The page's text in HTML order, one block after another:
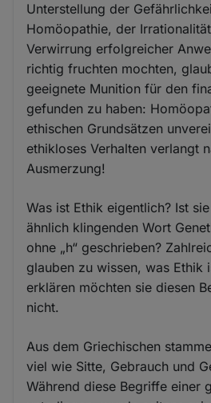
Unterstellung der
Homöopathie, der
Verwirrung erfolgreicher
richtig fruchten mochten,
geeignete Munition für den
gefunden zu haben:
ethischen Grundsätzen
ethikloses Verhalten verlangt
Ausmerzung!
Was ist Ethik eigentlich? Ist
ähnlich klingenden Wort
ohne „h“ geschrieben?
glauben zu wissen, was Ethik
erklären möchten sie diesen
nicht.
Aus dem Griechischen
viel wie Sitte, Gebrauch und
Während diese Begriffe einer